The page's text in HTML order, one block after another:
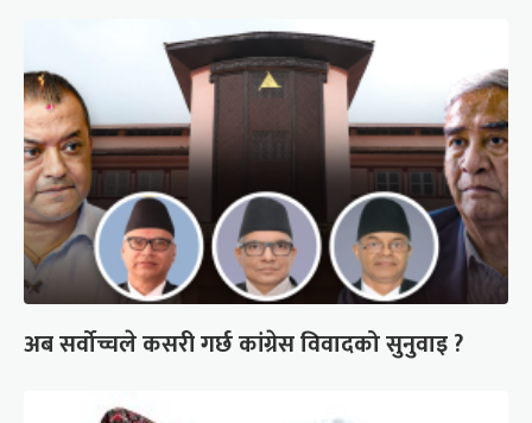
अब सर्वोच्चले कसरी गर्छ कांग्रेस विवादको सुनुवाइ ?